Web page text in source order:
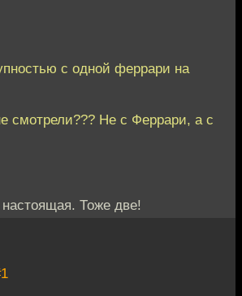
с одной феррари на
смотрели??? Не с Феррари, а с
Тоже две!